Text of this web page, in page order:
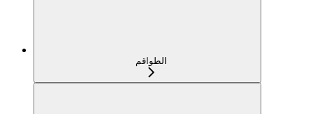
الطواقم